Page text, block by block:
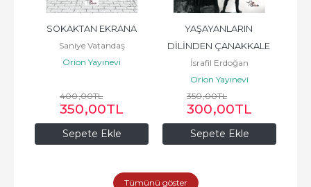
Sepete Ekle
SOKAKTAN EKRANA
Saniye Vatandaş
Orion Yayınevi
400,00TL
350,00TL
Sepete Ekle
YAŞAYANLARIN
DİLİNDEN ÇANAKKALE
MUHAREBELERİ
İsrafil Erdoğan
Orion Yayınevi
350,00TL
300,00TL
Tümünü göster